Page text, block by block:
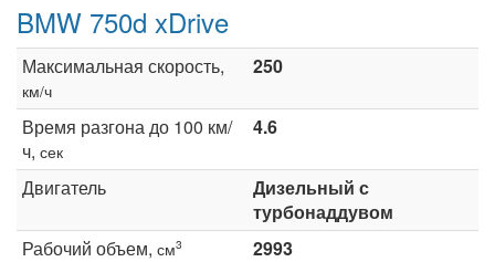
BMW 750d xDrive
Максимальная скорость,
км/ч
250
Время разгона до 100 км/
ч, сек
4.6
Двигатель
Дизельный с
турбонаддувом
Рабочий объем, см3
2993